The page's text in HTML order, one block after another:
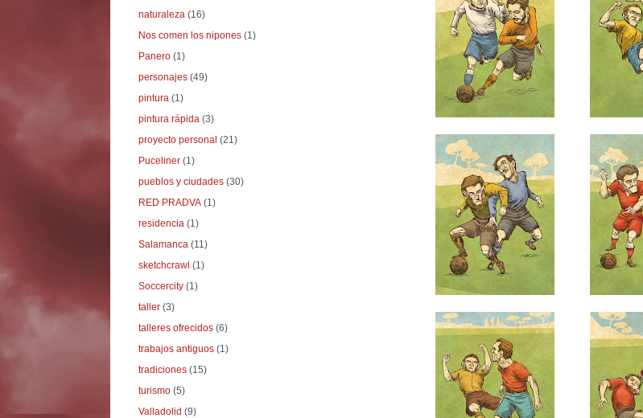
naturaleza (16)
Nos comen los nipones (1)
Panero (1)
personajes (49)
pintura (1)
pintura rápida (3)
proyecto personal (21)
Puceliner (1)
pueblos y ciudades (30)
RED PRADVA (1)
residencia (1)
Salamanca (11)
sketchcrawl (1)
Soccercity (1)
taller (3)
talleres ofrecidos (6)
trabajos antiguos (1)
tradiciones (15)
turismo (5)
Valladolid (9)